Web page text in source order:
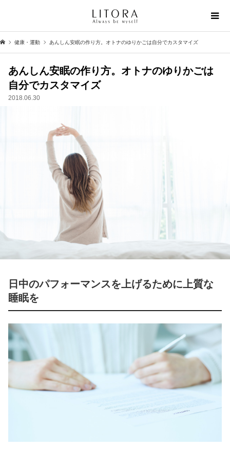
健康・運動 あんしん安眠の作り方。オトナのゆりかごは自分でカスタマイズ
あんしん安眠の作り方。オトナのゆりかごは
自分でカスタマイズ
2018.06.30
日中のパフォーマンスを上げるために上質な
睡眠を